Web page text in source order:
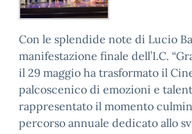
Con le splendide note di Lucio
manifestazione finale dell’I.C.
il 29 maggio ha trasformato il
palcoscenico di emozioni e
rappresentato il momento
percorso annuale dedicato allo